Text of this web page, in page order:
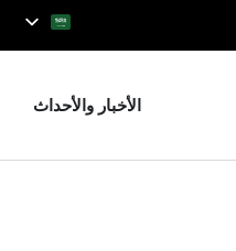
الأخبار والأحداث